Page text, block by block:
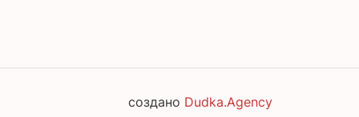
создано Dudka.Agency